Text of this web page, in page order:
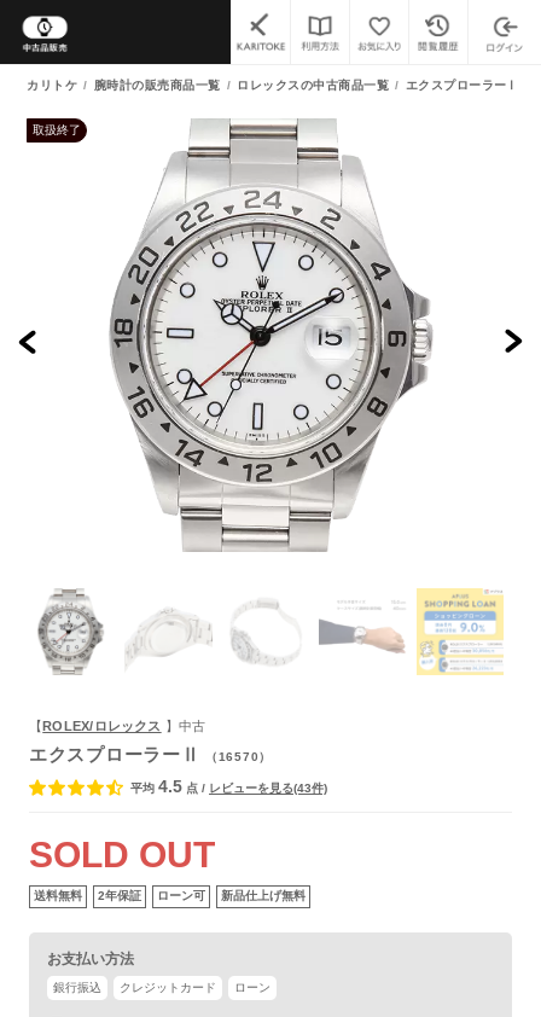
カリトケ 腕時計の販売商品一覧 ロレックスの中古商品一覧 エクスプローラーⅡ 中
取扱終了
【 ROLEX/ロレックス 】中古
エクスプローラーⅡ （16570）
平均 4.5 点 / レビューを見る(43件)
SOLD OUT
送料無料 2年保証 ローン可 新品仕上げ無料
お支払い方法
銀行振込 クレジットカード ローン
保証書
あり
箱
なし
よくあるご質問